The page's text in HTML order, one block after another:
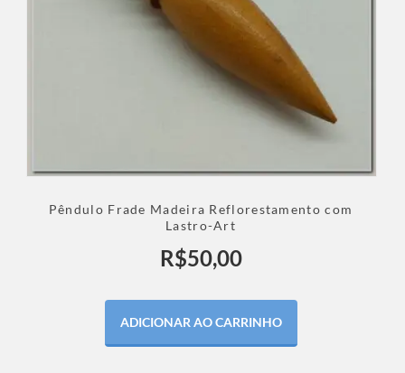
Pêndulo Frade Madeira Reflorestamento com
Lastro-Art
R$50,00
ADICIONAR AO CARRINHO